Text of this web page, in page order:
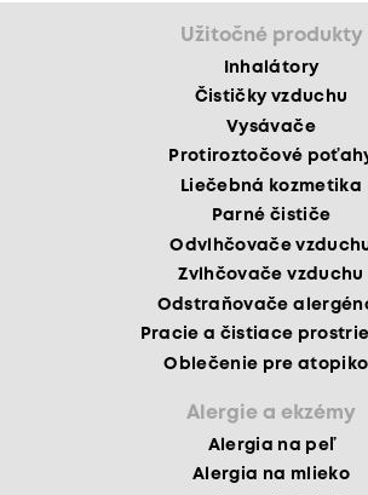
Užitočné produkty
Inhalátory
Čističky vzduchu
Vysávače
Protiroztočové
Liečebná kozmetika
Parné čističe
Odvlhčovače
Zvlhčovače vzduchu
Odstraňovače
Pracie a čistiace
Oblečenie pre
Alergie a ekzémy
Alergia na peľ
Alergia na mlieko